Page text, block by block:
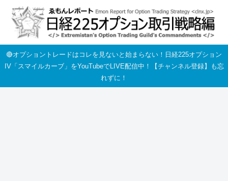
🔴オプショントレードはコレを見ないと始まらない！日経225オプション
IV「スマイルカーブ」をYouTubeでLIVE配信中！【チャンネル登録】も忘
れずに！